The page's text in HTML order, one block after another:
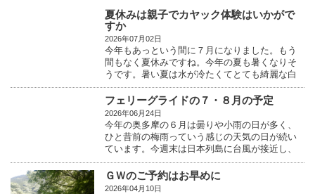
夏休みは親子でカヤック体験はいかがで
すか
2026年07月02日
今年もあっという間に７月になりました。もう
間もなく夏休みですね。今年の夏も暑くなりそ
うです。暑い夏は水が冷たくてとても綺麗な白
丸湖で親子でカ...
フェリーグライドの７・８月の予定
2026年06月24日
今年の奥多摩の６月は曇りや小雨の日が多く、
ひと昔前の梅雨っていう感じの天気の日が続い
ています。今週末は日本列島に台風が接近し、
関東にもまとま...
ＧＷのご予約はお早めに
2026年04月10日